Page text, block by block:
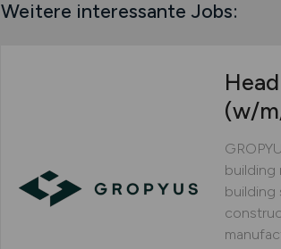
Weitere interessante Jobs:
(w/
building
building